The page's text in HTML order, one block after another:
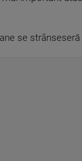
se